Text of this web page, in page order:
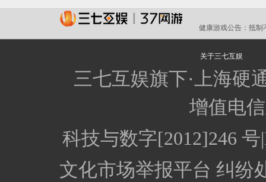
健康游戏公告： 抵制
关于三七互娱
三七互娱旗下·上海硬
增值电
科技与数字[2012]246
文化市场举报平台 纠纷